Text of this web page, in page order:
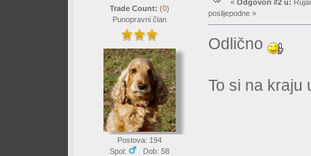
Trade Count: (0)
Punopravni član
Postova: 194
Spol:
Dob: 58
« Odgovori #2 u:
poslijepodne »
Odlično
To si na kraju